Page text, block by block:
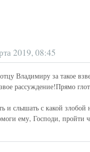
2019, 08:45
Владимиру за такое
рассуждение!Прямо
и слышать с какой злобой
ему, Господи, пройти